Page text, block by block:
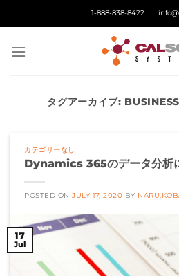
1-888-838-8422
タグアーカイブ:
カテゴリーなし
Dynamics 365のデータ分析
POSTED ONJULY 17, 2020 BY
17
Jul